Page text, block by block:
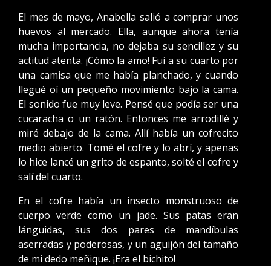
El mes de mayo, Anabella salió a comprar unos
huevos al mercado. Ella, aunque ahora tenía
mucha importancia, no dejaba su sencillez y su
actitud atenta. ¡Cómo la amo! Fui a su cuarto por
una camisa que me había planchado, y cuando
llegué oí un pequeño movimiento bajo la cama.
El sonido fue muy leve. Pensé que podía ser una
cucaracha o un ratón. Entonces me arrodillé y
miré debajo de la cama. Allí había un cofrecito
medio abierto. Tomé el cofre y lo abrí, y apenas
lo hice lancé un grito de espanto, solté el cofre y
salí del cuarto.
En el cofre había un insecto monstruoso de
cuerpo verde como un jade. Sus patas eran
lánguidas, sus dos pares de mandíbulas
aserradas y poderosas, y un aguijón del tamaño
de mi dedo meñique. ¡Era el bichito!